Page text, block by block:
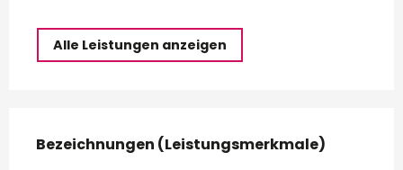
Alle Leistungen anzeigen
Leistungensmöglichkeiten
Bezeichnungen (Leistungsmerkmale)
Bezeichnungen (Leistungsmerkmale)